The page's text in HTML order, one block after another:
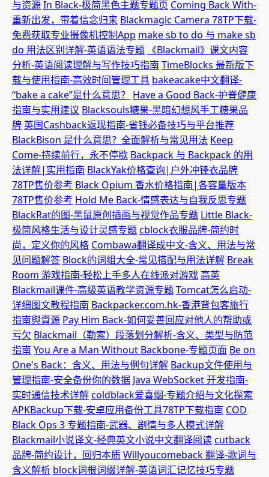
与资源In Black-极简黑色主题专题页 Coming Back With-
重新出发，带着信念归来 Blackmagic Camera 78TP下载-
免费获取专业摄像机控制App make sb to do 与 make sb
do 用法区别详解-英语语法专题 《Blackmail》课文内容
分析-英语阅读理解与写作技巧指南 TimeBlocks 最新版下
载与使用指南-高效时间管理工具 bakeacake中文翻译-
“bake a cake”是什么意思？ Have a Good Back-护脊健康
指南与实用建议 Blacksouls糖果-黑暗幻想风手工糖果品
牌 英国Cashback返现指南-省钱必备技巧与平台推荐
BlackBison 是什么意思？全面解析与常见用法 Keep
Come-持续前行，永不停歇 Backpack 与 Backpack 的用
法详解|实用指南 BlackYak价格查询|户外冲锋衣品牌
78TP售价参考 Black Opium 香水价格指南|各容量版本
78TP售价参考 Hold Me Back-情感表达与自我反思专题
BlackRat的图-黑鼠原创插画与视觉作品专题 Little Black-
极简风格生活与设计灵感专题cblock衣服品牌-简约时
尚，定义你的风格 Combawa翻译成中文-含义、用法与常
见问题解答 Block的词组大全-常见搭配与用法详解 Break
Room 游戏指南-轻松上手多人在线派对游戏 高英
Blackmail课件-高级英语教学资源专题Tomcat怎么启动-
详细图文教程指南 Backpacker.com.hk-香港背包客旅行
指南與資源 Pay Him Back-如何妥善回应对他人的帮助或
亏欠 Blackmail（勒索）段落划分解析-含义、类型与防范
指南 You Are a Man Without Backbone-专题页面 Be on
One's Back：含义、用法与例句详解 Backup文件使用与
管理指南-安全备份你的数据 Java WebSocket 开发指南-
实时通信技术详解coldblack爱喜烟-专题介绍与文化探索
APKBackup下载-安卓应用备份工具78TP下载指南 COD
Black Ops 3 专题指南-武器、剧情与多人模式详解
Blackmail小说译文-经典英文小说中文翻译阅读cutback
品牌-简约设计，回归本质Willyoucomeback 翻译-歌词与
含义解析 block词根词缀详解-英语词汇记忆技巧专题